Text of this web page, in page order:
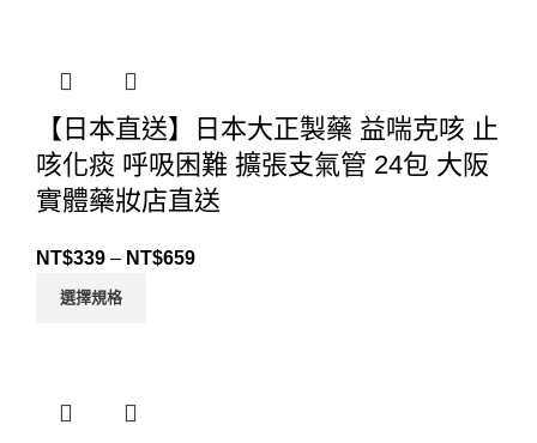
【日本直送】日本大正製藥 益喘克咳 止
咳化痰 呼吸困難 擴張支氣管 24包 大阪
實體藥妝店直送
NT$339 – NT$659
選擇規格